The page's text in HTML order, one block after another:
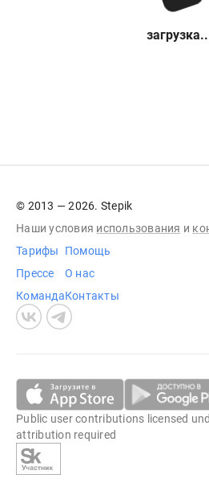
© 2013 — 2026. Stepik
Наши условия использования и
Тарифы
Прессе
Команда
Помощь
О нас
Контакты
Public user contributions licensed
attribution required